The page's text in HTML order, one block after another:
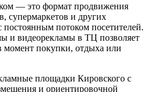
— это формат продвижения
супермаркетов и других
постоянным потоком посетителей.
и видеорекламы в ТЦ позволяет
момент покупки, отдыха или
площадки Кировского с
и ориентировочной